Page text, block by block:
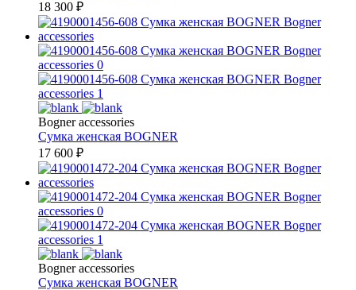
18 300 ₽
Bogner accessories
Сумка женская BOGNER
17 600 ₽
Bogner accessories
Сумка женская BOGNER